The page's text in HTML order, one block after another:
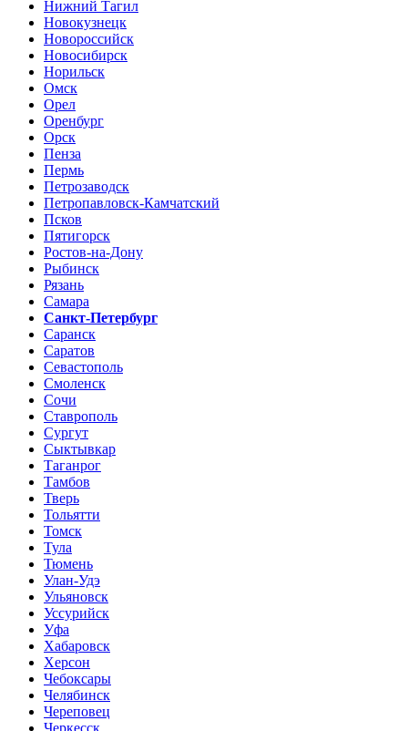
Нижний Тагил
Новокузнецк
Новороссийск
Новосибирск
Норильск
Омск
Орел
Оренбург
Орск
Пенза
Пермь
Петрозаводск
Петропавловск-Камчатский
Псков
Пятигорск
Ростов-на-Дону
Рыбинск
Рязань
Самара
Санкт-Петербург
Саранск
Саратов
Севастополь
Смоленск
Сочи
Ставрополь
Сургут
Сыктывкар
Таганрог
Тамбов
Тверь
Тольятти
Томск
Тула
Тюмень
Улан-Удэ
Ульяновск
Уссурийск
Уфа
Хабаровск
Херсон
Чебоксары
Челябинск
Череповец
Черкесск